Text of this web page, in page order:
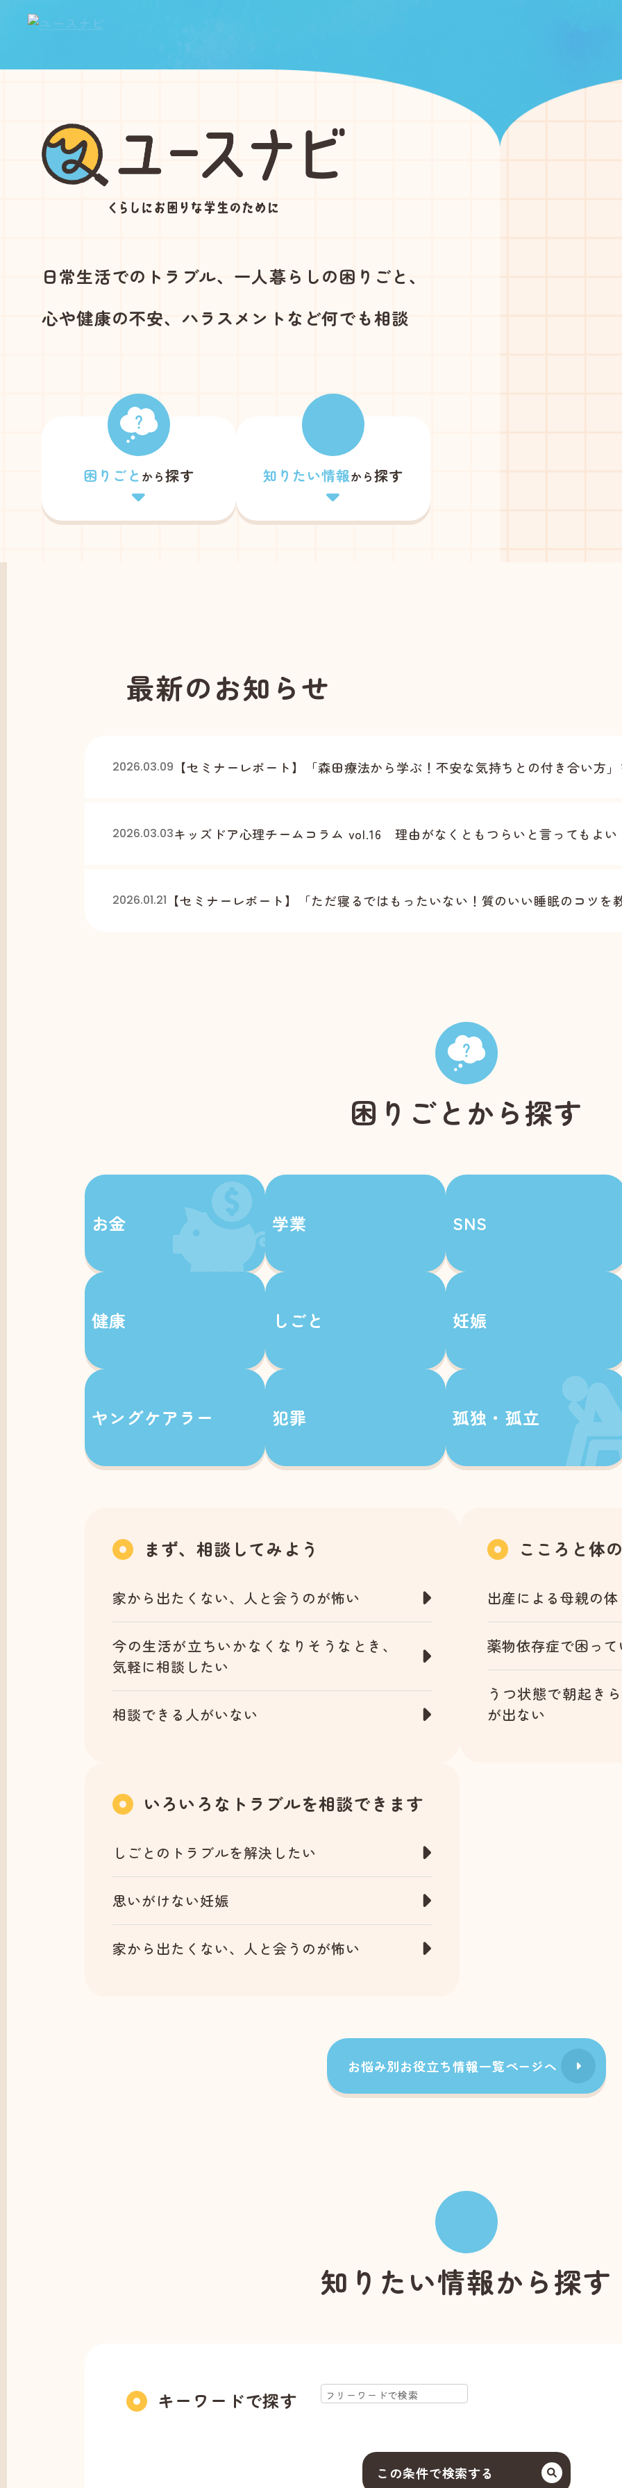
日常生活でのトラブル、一人暮らしの困りごと、
心や健康の不安、ハラスメントなど何でも相談
困りごと から探す 知りたい情報から探す
最新のお知らせ
2026.03.09 【セミナーレポート】「森田療法から学ぶ！不安な気持ちとの付き合い方
2026.03.03キッズドア心理チームコラム vol.16 理由がなくともつらいと言ってもよい
2026.01.21 【セミナーレポート】「ただ寝るではもったいない！質のいい睡眠のコツを
困りごとから探す
お金 学業 SNS
健康 しごと 妊娠
ヤングケアラー 犯罪 孤独・孤立
まず、相談してみよう
家から出たくない、人と会うのが怖い
今の生活が立ちいかなくなりそうなとき、
気軽に相談したい
相談できる人がいない
こころと体
出産による母親の
薬物依存症で困って
うつ状態で朝起き
が出ない
いろいろなトラブルを相談できます
しごとのトラブルを解決したい
思いがけない妊娠
家から出たくない、人と会うのが怖い
お悩み別お役立ち情報一覧ページへ
知りたい情報から探す
キーワードで探す
この条件で検索する